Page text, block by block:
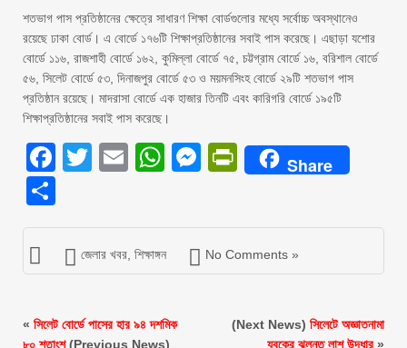
শতভাগ পাস প্রতিষ্ঠানের ক্ষেত্রে সাধারণ শিক্ষা বোর্ডগুলোর মধ্যে সর্বোচ্চ অবস্থানেও
রয়েছে ঢাকা বোর্ড। এ বোর্ডে ১৭৬টি শিক্ষাপ্রতিষ্ঠানের সবাই পাস করেছে। এছাড়া যশোর
বোর্ডে ১১৬, রাজশাহী বোর্ডে ১৬২, কুমিল্লা বোর্ডে ৭৫, চট্টগ্রাম বোর্ডে ১৬, বরিশাল বোর্ডে
৫৬, সিলেট বোর্ডে ৫৩, দিনাজপুর বোর্ডে ৫৩ ও ময়মনসিংহ বোর্ডে ২৯টি শতভাগ পাস
প্রতিষ্ঠান রয়েছে। মাদরাসা বোর্ডে এক হাজার তিনটি এবং কারিগরি বোর্ডে ১৯৫টি
শিক্ষাপ্রতিষ্ঠানের সবাই পাস করেছে।
Facebook
Twitter
EmailWhatsApp
Messenger
PrintFriendly
Share
জেলার খবর শিক্ষাঙ্গন No Comments »
« সিলেট বোর্ডে পাসের হার ৯৪ দশমিক
৮০ শতাংশ(Previous News)
(Next News) সিলেটে অজ্ঞাতনামা
যুবকের ঝুলন্ত লাশ উদ্ধার»